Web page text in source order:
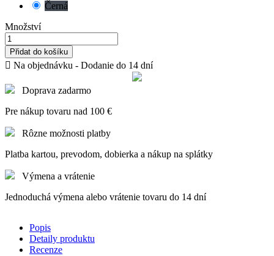
Černá
Množství
Přidat do košíku
 Na objednávku - Dodanie do 14 dní
Doprava zadarmo
Pre nákup tovaru nad 100 €
Rôzne možnosti platby
Platba kartou, prevodom, dobierka a nákup na splátky
Výmena a vrátenie
Jednoduchá výmena alebo vrátenie tovaru do 14 dní
Popis
Detaily produktu
Recenze